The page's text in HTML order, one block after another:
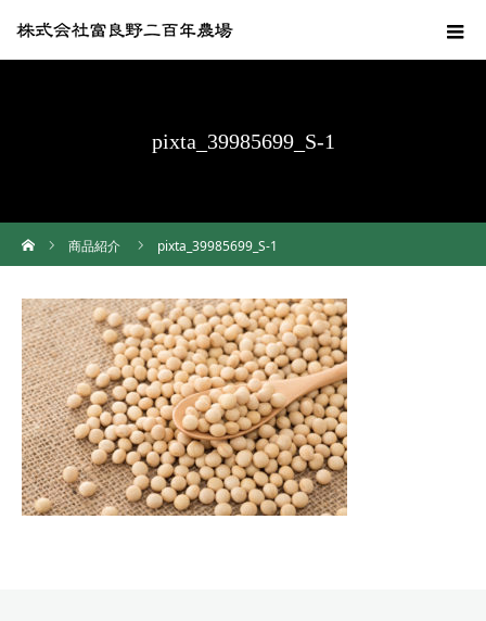
pixta_39985699_S-1
商品紹介
pixta_39985699_S-1